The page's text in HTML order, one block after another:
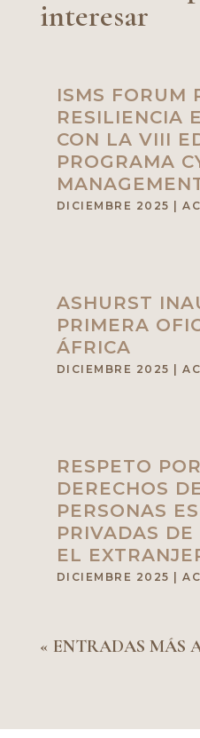
interesar
ISMS FORUM
RESILIENCIA
CON LA VIII
PROGRAMA
DICIEMBRE 2025 |
ASHURST
PRIMERA
ÁFRICA
DICIEMBRE 2025 |
RESPETO
DERECHOS
PERSONAS
PRIVADAS
EL
DICIEMBRE 2025 |
« ENTRADAS MÁS